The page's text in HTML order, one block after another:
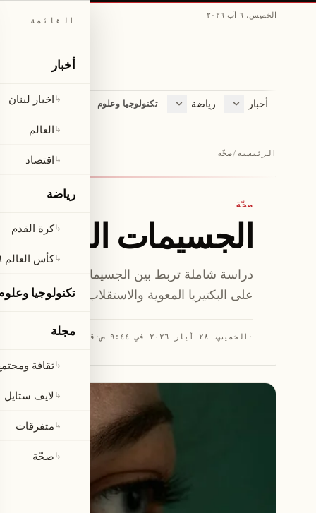
الخميس، ٦ آب ٢٠٢٦
أخبار
اخبار لبنان
رياضة
كرة القدم
تكنولوجيا وعلوم مجلة
ثقافة ومجتمع
لايف ستايل
الرئيسية/صحّة
صحّة
الجسيمات النانوية
دراسة شاملة تربط بين الجسيمات النانوية
على البكتيريا المعوية والاستقلاب.
· الخميس، ٢٨ أيار ٢٠٢٦ في ٩:٤٤ ص · قراءة 1 دقيقة
القائمة
أخبار
↳اخبار لبنان
↳العالم
↳اقتصاد
رياضة
↳كرة القدم
↳كأس العالم ٢٠٢٦
تكنولوجيا
مجلة
↳ثقافة
↳ لايف ستايل
↳متفرقات
↳صحّة